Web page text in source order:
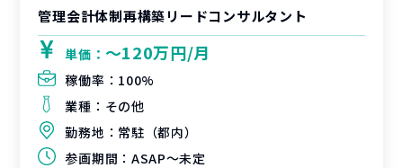
管理会計体制再構築リードコンサルタント
単価： 〜120万円/月
稼働率： 100%
業種： その他
勤務地： 常駐（都内）
参画期間： ASAP～未定